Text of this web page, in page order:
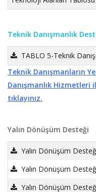
Teknik Danışmanlık
TABLO 5-Teknik
Teknik Danışmanların
Danışmanlık
tıklayınız.
Yalın Dönüşüm Desteği
Yalın Dönüşüm
Yalın Dönüşüm
Yalın Dönüşüm